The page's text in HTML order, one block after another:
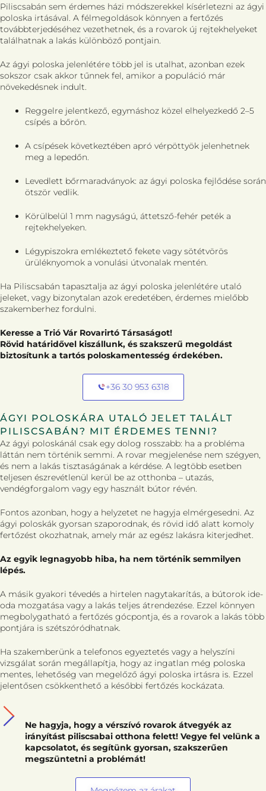
Piliscsabán sem érdemes házi módszerekkel kísérletezni az ágyi
poloska irtásával. A félmegoldások könnyen a fertőzés
továbbterjedéséhez vezethetnek, és a rovarok új rejtekhelyeket
találhatnak a lakás különböző pontjain.
Az ágyi poloska jelenlétére több jel is utalhat, azonban ezek
sokszor csak akkor tűnnek fel, amikor a populáció már
növekedésnek indult.
Reggelre jelentkező, egymáshoz közel elhelyezkedő 2–5
csípés a bőrön.
A csípések következtében apró vérpöttyök jelenhetnek
meg a lepedőn.
Levedlett bőrmaradványok: az ágyi poloska fejlődése során
ötször vedlik.
Körülbelül 1 mm nagyságú, áttetsző-fehér peték a
rejtekhelyeken.
Légypiszokra emlékeztető fekete vagy sötétvörös
ürüléknyomok a vonulási útvonalak mentén.
Ha Piliscsabán tapasztalja az ágyi poloska jelenlétére utaló
jeleket, vagy bizonytalan azok eredetében, érdemes mielőbb
szakemberhez fordulni.
Keresse a Trió Vár Rovarirtó Társaságot!
Rövid határidővel kiszállunk, és szakszerű megoldást
biztosítunk a tartós poloskamentesség érdekében.
+36 30 953 6318
ÁGYI POLOSKÁRA UTALÓ JELET TALÁLT
PILISCSABÁN? MIT ÉRDEMES TENNI?
Az ágyi poloskánál csak egy dolog rosszabb: ha a probléma
láttán nem történik semmi. A rovar megjelenése nem szégyen,
és nem a lakás tisztaságának a kérdése. A legtöbb esetben
teljesen észrevétlenül kerül be az otthonba – utazás,
vendégforgalom vagy egy használt bútor révén.
Fontos azonban, hogy a helyzetet ne hagyja elmérgesedni. Az
ágyi poloskák gyorsan szaporodnak, és rövid idő alatt komoly
fertőzést okozhatnak, amely már az egész lakásra kiterjedhet.
Az egyik legnagyobb hiba, ha nem történik semmilyen
lépés.
A másik gyakori tévedés a hirtelen nagytakarítás, a bútorok ide-
oda mozgatása vagy a lakás teljes átrendezése. Ezzel könnyen
megbolygatható a fertőzés gócpontja, és a rovarok a lakás több
pontjára is szétszóródhatnak.
Ha szakemberünk a telefonos egyeztetés vagy a helyszíni
vizsgálat során megállapítja, hogy az ingatlan még poloska
mentes, lehetőség van megelőző ágyi poloska irtásra is. Ezzel
jelentősen csökkenthető a későbbi fertőzés kockázata.
Ne hagyja, hogy a vérszívó rovarok átvegyék az
irányítást piliscsabai otthona felett! Vegye fel velünk a
kapcsolatot, és segítünk gyorsan, szakszerűen
megszüntetni a problémát!